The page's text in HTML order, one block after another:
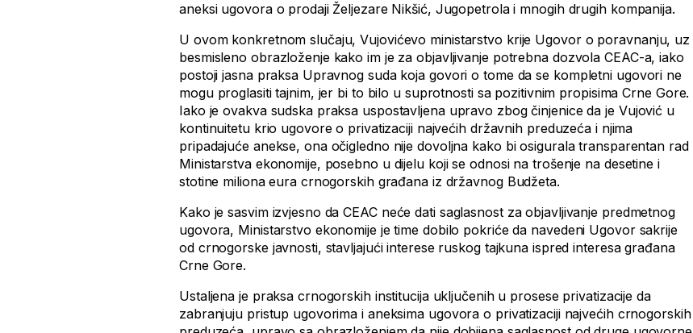
aneksi ugovora o prodaji Željezare Nikšić, Jugopetrola i mnogih drugih kompanija.
U ovom konkretnom slučaju, Vujovićevo ministarstvo krije Ugovor o poravnanju, uz
besmisleno obrazloženje kako im je za objavljivanje potrebna dozvola CEAC-a, iako
postoji jasna praksa Upravnog suda koja govori o tome da se kompletni ugovori ne
mogu proglasiti tajnim, jer bi to bilo u suprotnosti sa pozitivnim propisima Crne Gore.
Iako je ovakva sudska praksa uspostavljena upravo zbog činjenice da je Vujović u
kontinuitetu krio ugovore o privatizaciji najvećih državnih preduzeća i njima
pripadajuće anekse, ona očigledno nije dovoljna kako bi osigurala transparentan rad
Ministarstva ekonomije, posebno u dijelu koji se odnosi na trošenje na desetine i
stotine miliona eura crnogorskih građana iz državnog Budžeta.
Kako je sasvim izvjesno da CEAC neće dati saglasnost za objavljivanje predmetnog
ugovora, Ministarstvo ekonomije je time dobilo pokriće da navedeni Ugovor sakrije
od crnogorske javnosti, stavljajući interese ruskog tajkuna ispred interesa građana
Crne Gore.
Ustaljena je praksa crnogorskih institucija uključenih u prosese privatizacije da
zabranjuju pristup ugovorima i aneksima ugovora o privatizaciji najvećih crnogorskih